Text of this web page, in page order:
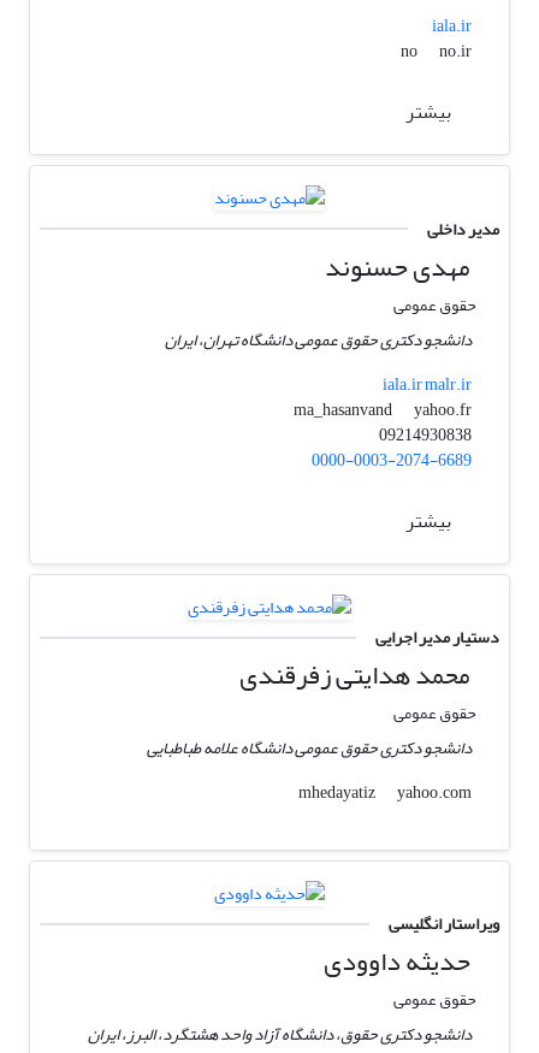
iala.ir
no
no.ir
بیشتر
مدیر داخلی
مهدی حسنوند
حقوق عمومی
دانشجو دکتری حقوق عمومی دانشگاه تهران، ایران
iala.ir malr.ir
ma_hasanvand
yahoo.fr
09214930838
0000-0003-2074-6689
بیشتر
دستیار مدیر اجرایی
محمد هدایتی زفرقندی
حقوق عمومی
دانشجو دکتری حقوق عمومی دانشگاه علامه طباطبایی
mhedayatiz
yahoo.com
ویراستار انگلیسی
حدیثه داوودی
حقوق عمومی
دانشجو دکتری حقوق، دانشگاه آزاد واحد هشتگرد، البرز، ایران